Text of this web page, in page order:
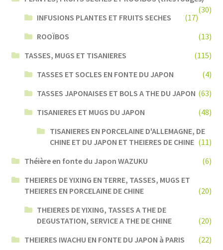
(30)
INFUSIONS PLANTES ET FRUITS SECHES
(17)
ROOÏBOS
(13)
TASSES, MUGS ET TISANIERES
(115)
TASSES ET SOCLES EN FONTE DU JAPON
(4)
TASSES JAPONAISES ET BOLS A THE DU JAPON (63)
TISANIERES ET MUGS DU JAPON
(48)
TISANIERES EN PORCELAINE D'ALLEMAGNE, DE
CHINE ET DU JAPON ET THEIERES DE CHINE (11)
Théière en fonte du Japon WAZUKU
(6)
THEIERES DE YIXING EN TERRE, TASSES, MUGS ET
THEIERES EN PORCELAINE DE CHINE
(20)
THEIERES DE YIXING, TASSES A THE DE
DEGUSTATION, SERVICE A THE DE CHINE
(20)
THEIERES IWACHU EN FONTE DU JAPON à PARIS
(22)